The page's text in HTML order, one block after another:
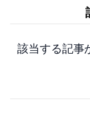
該当する記事